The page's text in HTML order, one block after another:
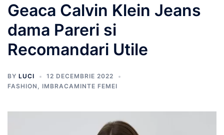
Geaca Calvin Klein Jeans
dama Pareri si
Recomandari Utile
BY LUCI
12 DECEMBRIE 2022
FASHION , IMBRACAMINTE FEMEI